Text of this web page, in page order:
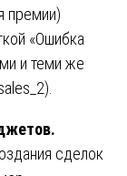
премии)
«Ошибка
и теми же
сделок